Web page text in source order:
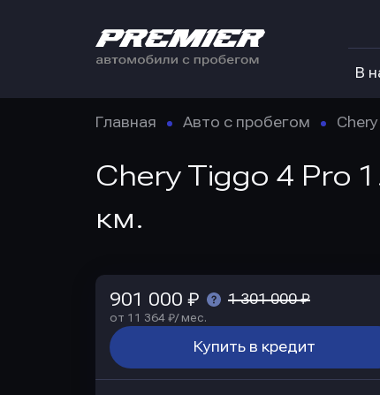
В
Главная Авто с пробегом Chery
Chery Tiggo 4 Pro
км.
901 000 ₽ 1 301 000 ₽
от 11 364 ₽/ мес.
Купить в кредит